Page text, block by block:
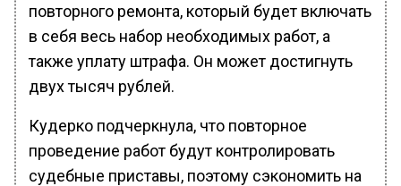
повторного ремонта, который будет включать
в себя весь набор необходимых работ, а
также уплату штрафа. Он может достигнуть
двух тысяч рублей.
Кудерко подчеркнула, что повторное
проведение работ будут контролировать
судебные приставы, поэтому сэкономить на